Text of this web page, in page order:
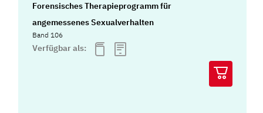
Forensisches Therapieprogramm für
angemessenes Sexualverhalten
Band 106
Verfügbar als: